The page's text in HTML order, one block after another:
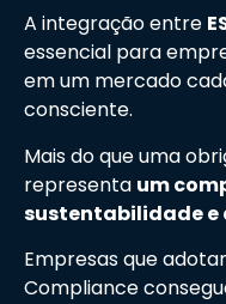
A integração entre
essencial para
em um mercado
consciente.
Mais do que uma
representa um
sustentabilidade
Empresas que
Compliance